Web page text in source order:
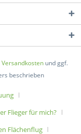
Versandkosten und ggf.
beschrieben
Flieger für mich?
Flächenflug